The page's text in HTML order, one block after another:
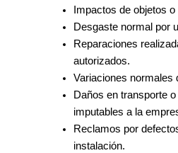
Impactos de objetos
Desgaste normal por
Reparaciones
autorizados.
Variaciones normales
Daños en transporte
imputables a la
Reclamos por
instalación.